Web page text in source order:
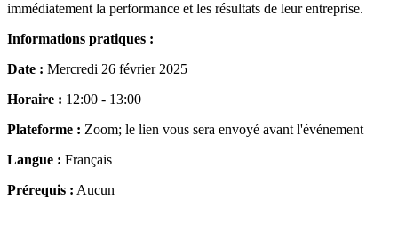
immédiatement la performance et les résultats de leur entreprise.
Informations pratiques :
Date : Mercredi 26 février 2025
Horaire : 12:00 - 13:00
Plateforme : Zoom; le lien vous sera envoyé avant l'événement
Langue : Français
Prérequis : Aucun